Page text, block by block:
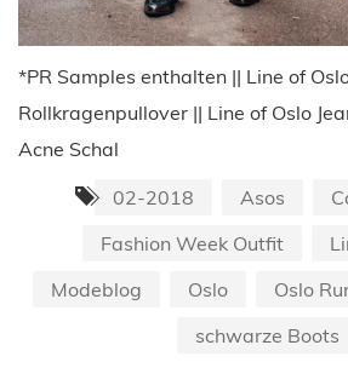
*PR Samples enthalten || Line of
Rollkragenpullover || Line of Oslo
Acne Schal
02-2018
Asos
Fashion Week Outfit
Modeblog
Oslo Oslo
schwarze Boots